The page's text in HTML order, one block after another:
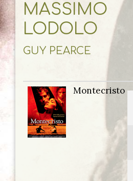
MASSIMO
LODOLO
GUY PEARCE
Montecristo